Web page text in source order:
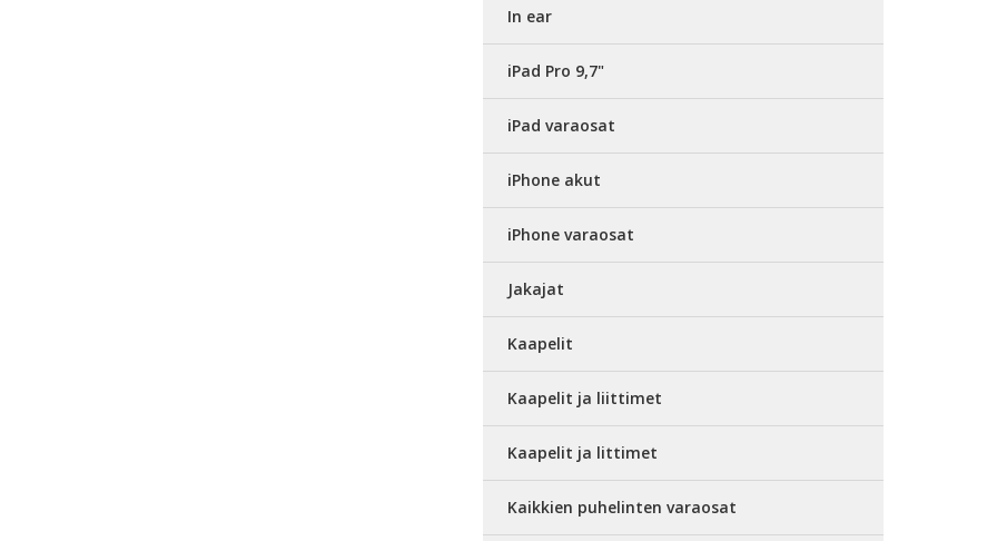
In ear
iPad Pro 9,7"
iPad varaosat
iPhone akut
iPhone varaosat
Jakajat
Kaapelit
Kaapelit ja liittimet
Kaapelit ja littimet
Kaikkien puhelinten varaosat